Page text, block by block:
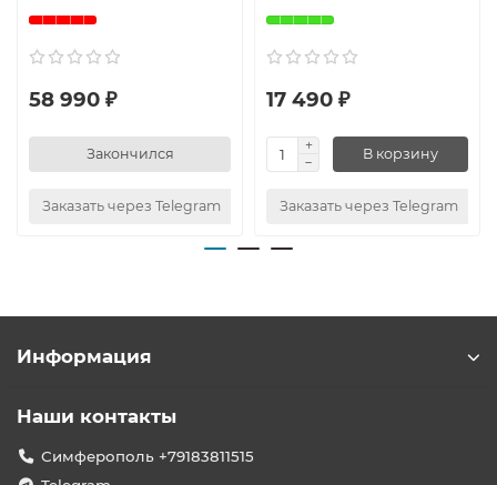
58 990 ₽
Закончился
Заказать через Telegram
17 490 ₽
В корзину
Заказать через Telegram
Информация
Наши контакты
Симферополь +79183811515